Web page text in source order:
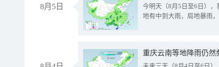
8月5日
今明天（8月5日至6日）
地有中到大雨，局地暴雨
重庆云南等地降雨仍然